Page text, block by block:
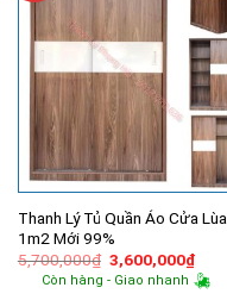
Thanh Lý Tủ Quần Áo Cửa Lùa
1m2 Mới 99%
5,700,000₫ Giá
gốc
là:
3,600,000₫Giá
hiện
tại
Còn hàng - Giao nhanh